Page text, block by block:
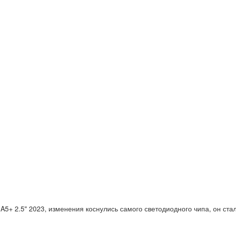
2.5" 2023, изменения коснулись самого светодиодного чипа, он